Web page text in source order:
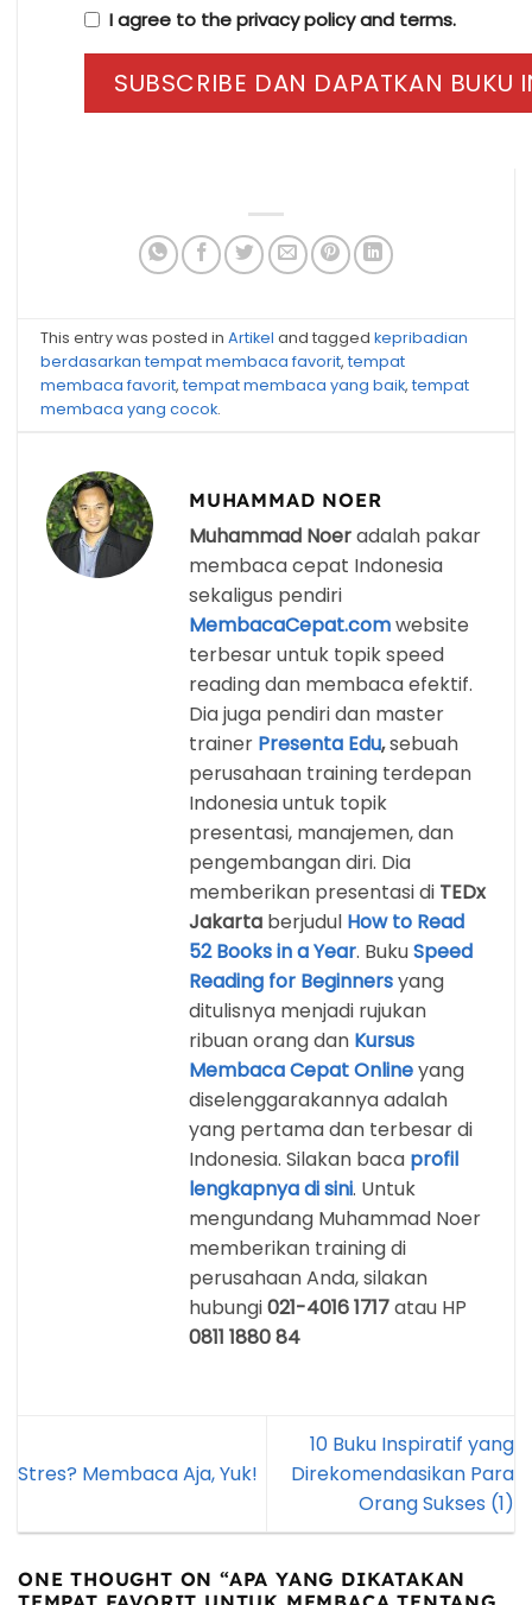
I agree to the privacy policy and terms.
This entry was posted inArtikel and taggedkepribadian
berdasarkan tempat membaca favorit,tempat
membaca favorit,tempat membaca yang baik,tempat
membaca yang cocok.
MUHAMMAD NOER
Muhammad Noeradalah pakar
membaca cepat Indonesia
sekaligus pendiri
MembacaCepat.comwebsite
terbesar untuk topik speed
reading dan membaca efektif.
Dia juga pendiri dan master
trainer Presenta Edu,sebuah
perusahaan training terdepan
Indonesia untuk topik
presentasi, manajemen, dan
pengembangan diri. Dia
memberikan presentasi di TEDx
Jakarta berjudul How to Read
52 Books in a Year. BukuSpeed
Reading for Beginnersyang
ditulisnya menjadi rujukan
ribuan orang dan Kursus
Membaca Cepat Onlineyang
diselenggarakannya adalah
yang pertama dan terbesar di
Indonesia. Silakan baca profil
lengkapnya di sini. Untuk
mengundang Muhammad Noer
memberikan training di
perusahaan Anda, silakan
hubungi021-4016 1717atau HP
0811 1880 84
Stres? Membaca Aja, Yuk!
10 Buku Inspiratif yang
Direkomendasikan Para
Orang Sukses (1)
ONE THOUGHT ON “APA YANG DIKATAKAN